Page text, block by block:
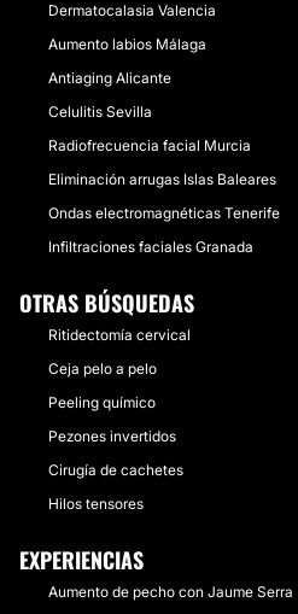
Dermatocalasia Valencia
Aumento labios Málaga
Antiaging Alicante
Celulitis Sevilla
Radiofrecuencia facial Murcia
Eliminación arrugas Islas Baleares
Ondas electromagnéticas Tenerife
Infiltraciones faciales Granada
OTRAS BÚSQUEDAS
Ritidectomía cervical
Ceja pelo a pelo
Peeling químico
Pezones invertidos
Cirugía de cachetes
Hilos tensores
EXPERIENCIAS
Aumento de pecho con Jaume Serra